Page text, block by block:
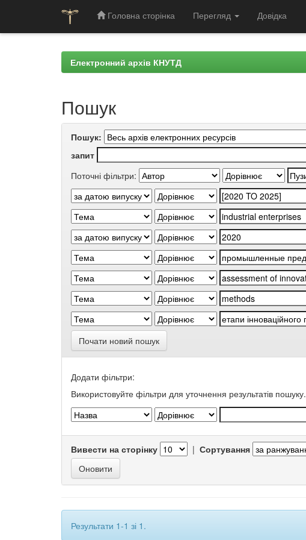
Головна сторінка Перегляд Довідка
Електронний архів КНУТД
Пошук
Пошук:
запит
Поточні фільтри:
Почати новий пошук
Додати фільтри:
Використовуйте фільтри для уточнення результатів пошуку.
Вивести на сторінку | Сортування
Результати 1-1 зі 1.